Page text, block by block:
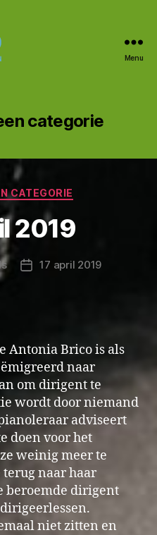
Menu
categorie
CATEGORIE
2019
Berichtdatum
17 april 2019
Antonia Brico is als
naar
om dirigent te
wordt door niemand
adviseert
doen voor het
weinig meer te
naar haar
beroemde dirigent
niet zitten en